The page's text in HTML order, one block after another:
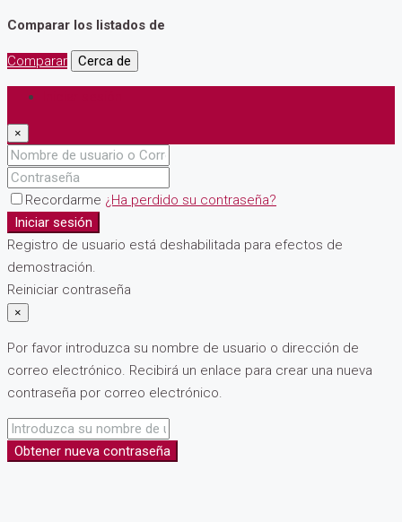
Comparar los listados de
Comparar Cerca de
×
Recordarme ¿Ha perdido su contraseña?
Iniciar sesión
Registro de usuario está deshabilitada para efectos de
demostración.
Reiniciar contraseña
×
Por favor introduzca su nombre de usuario o dirección de
correo electrónico. Recibirá un enlace para crear una nueva
contraseña por correo electrónico.
Obtener nueva contraseña